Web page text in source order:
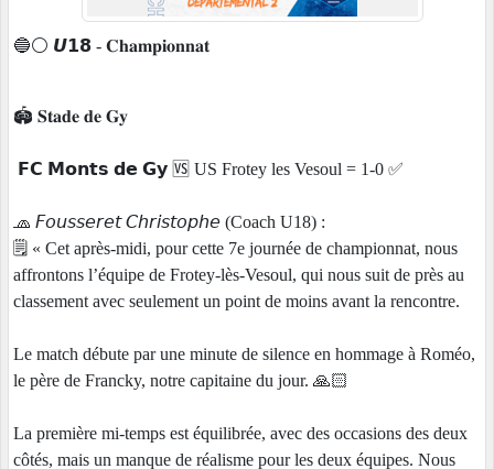
🔵⚪️ 𝙐𝟭𝟴 - 𝐂𝐡𝐚𝐦𝐩𝐢𝐨𝐧𝐧𝐚𝐭
🏟 𝐒𝐭𝐚𝐝𝐞 𝐝𝐞 𝐆𝐲
𝗙𝗖 𝗠𝗼𝗻𝘁𝘀 𝗱𝗲 𝗚𝘆 🆚 US Frotey les Vesoul = 1-0 ✅
🧢 𝘍𝘰𝘶𝘴𝘴𝘦𝘳𝘦𝘵 𝘊𝘩𝘳𝘪𝘴𝘵𝘰𝘱𝘩𝘦 (Coach U18) :
🗒 « Cet après-midi, pour cette 7e journée de championnat, nous
affrontons l’équipe de Frotey-lès-Vesoul, qui nous suit de près au
classement avec seulement un point de moins avant la rencontre.
Le match débute par une minute de silence en hommage à Roméo,
le père de Francky, notre capitaine du jour. 🙏🏻
La première mi-temps est équilibrée, avec des occasions des deux
côtés, mais un manque de réalisme pour les deux équipes. Nous